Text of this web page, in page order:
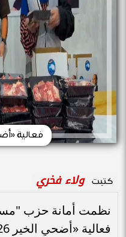
فعالية «أضحي
كتبت ولاء فخري
نظمت أمانة حزب